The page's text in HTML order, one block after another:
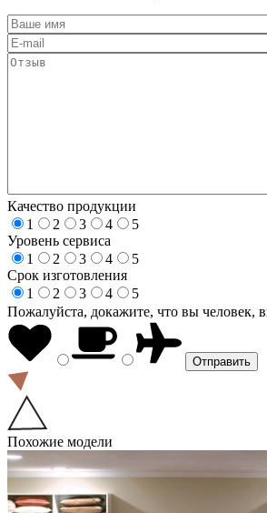
Качество продукции
1
2 3 4
5
Уровень сервиса
1
2 3 4
5
Срок изготовления
1
2 3 4
5
Пожалуйста, докажите, что вы человек,
Похожие модели